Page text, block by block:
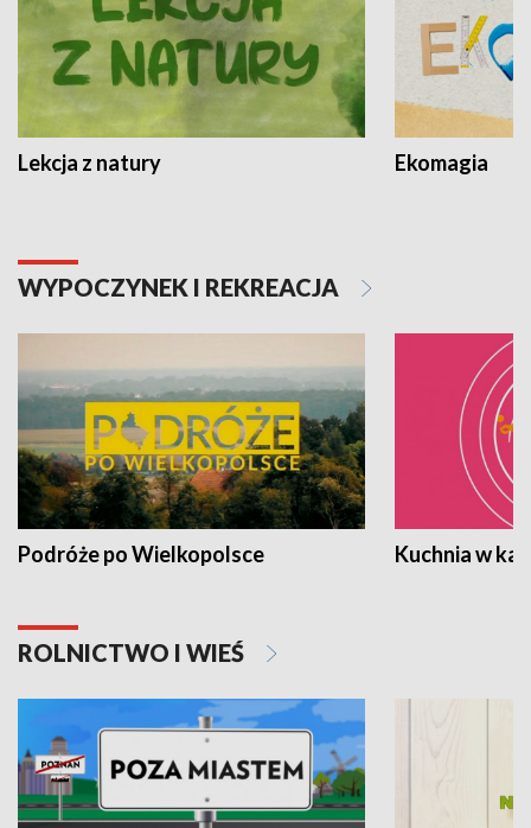
Lekcja z natury Ekomagia
WYPOCZYNEK I REKREACJA
Podróże po Wielkopolsce Kuchnia w
ROLNICTWO I WIEŚ